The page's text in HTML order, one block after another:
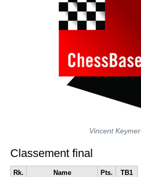
Vincent Keymer
Classement final
Rk. Name Pts.
TB1